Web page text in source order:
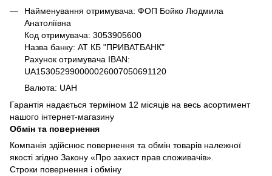
Найменування отримувача: ФОП Бойко Людмила
Анатоліївна
Код отримувача: 3053905600
Назва банку: АТ КБ "ПРИВАТБАНК"
Рахунок отримувача IBAN:
UA153052990000026007050691120
Валюта: UAH
Гарантія надається терміном 12 місяців на весь асортимент
нашого інтернет-магазину
Обмін та повернення
Компанія здійснює повернення та обмін товарів належної
якості згідно Закону «Про захист прав споживачів».
Строки повернення і обміну